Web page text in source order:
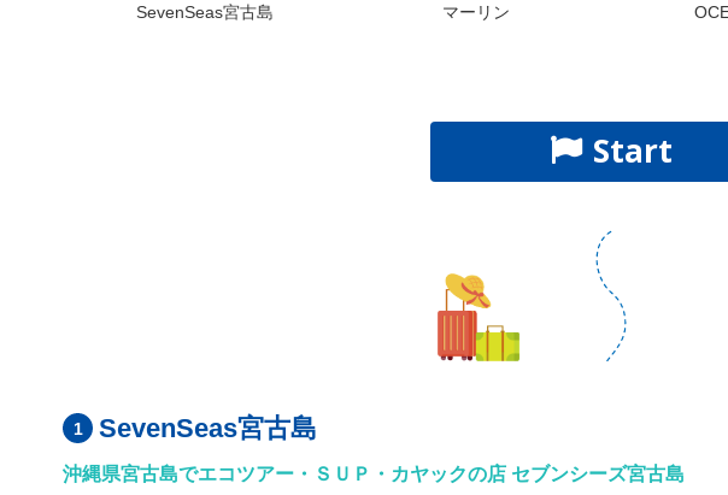
SevenSeas宮古島 マーリン
Start
SevenSeas宮古島
沖縄県宮古島でエコツアー・ＳＵＰ・カヤックの店 セブンシーズ宮古島